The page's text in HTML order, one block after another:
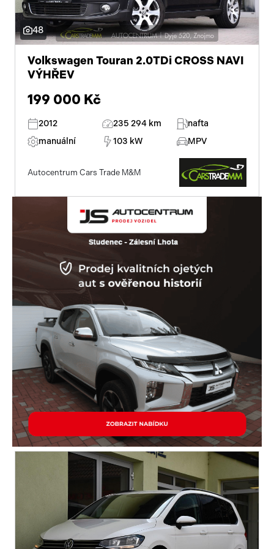
bluetooth
USB
autorádio
multifunkční volant
mlhovky
alu kola
el. zrcátka
senzor stěračů
el. okna
tónovaná skla
el. víko zavazadlového prostoru
dvouzónová klimatizace
parkovací senzory zadní
48
Volkswagen Touran 2.0TDi CROSS NAVI
VÝHŘEV
199 000 Kč
2012 235 294 km
nafta
manuální
103 kW MPV
Autocentrum Cars Trade M&M